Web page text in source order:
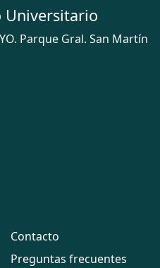
Universitario
Parque Gral. San Martín
Contacto
Preguntas frecuentes